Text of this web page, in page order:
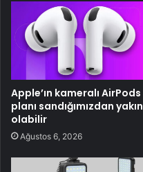
Apple’ın kameralı AirPods
planı sandığımızdan yakın
olabilir
Ağustos 6, 2026